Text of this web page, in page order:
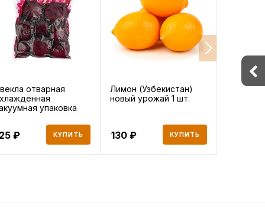
отварная
упаковка
КУПИТЬ
Лимон (Узбекистан)
новый урожай 1 шт.
130 КУПИТЬ
Свекла